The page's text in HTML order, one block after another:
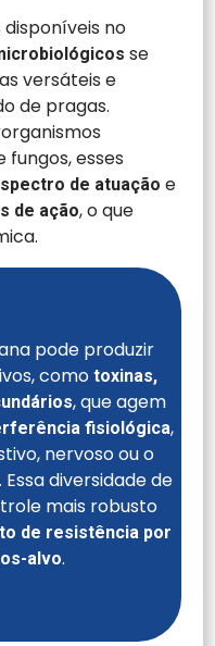
no
se
versáteis e
de pragas.
esses
de atuação e
de ação, o que
pode produzir
como toxinas,
, que agem
fisiológica,
nervoso ou o
diversidade de
mais robusto
de resistência por
alvo.